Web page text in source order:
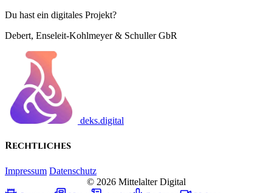
Du hast ein digitales Projekt?
Debert, Enseleit-Kohlmeyer & Schuller GbR
deks.digital
Rechtliches
Impressum Datenschutz
© 2026 Mittelalter Digital